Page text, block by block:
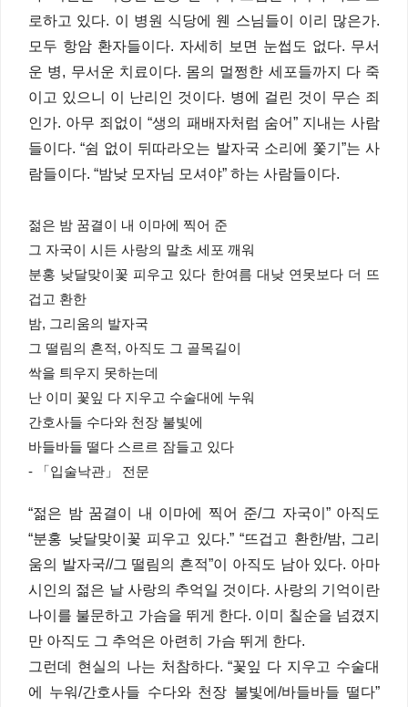
로하고 있다. 이 병원 식당에 웬 스님들이 이리 많은가.
모두 항암 환자들이다. 자세히 보면 눈썹도 없다. 무서
운 병, 무서운 치료이다. 몸의 멀쩡한 세포들까지 다 죽
이고 있으니 이 난리인 것이다. 병에 걸린 것이 무슨 죄
인가. 아무 죄없이 “생의 패배자처럼 숨어” 지내는 사람
들이다. “쉼 없이 뒤따라오는 발자국 소리에 쫓기”는 사
람들이다. “밤낮 모자님 모셔야” 하는 사람들이다.
젊은 밤 꿈결이 내 이마에 찍어 준
그 자국이 시든 사랑의 말초 세포 깨워
분홍 낮달맞이꽃 피우고 있다 한여름 대낮 연못보다 더 뜨
겁고 환한
밤, 그리움의 발자국
그 떨림의 흔적, 아직도 그 골목길이
싹을 틔우지 못하는데
난 이미 꽃잎 다 지우고 수술대에 누워
간호사들 수다와 천장 불빛에
바들바들 떨다 스르르 잠들고 있다
- 「입술낙관」 전문
“젊은 밤 꿈결이 내 이마에 찍어 준/그 자국이” 아직도
“분홍 낮달맞이꽃 피우고 있다.” “뜨겁고 환한/밤, 그리
움의 발자국//그 떨림의 흔적”이 아직도 남아 있다. 아마
시인의 젊은 날 사랑의 추억일 것이다. 사랑의 기억이란
나이를 불문하고 가슴을 뛰게 한다. 이미 칠순을 넘겼지
만 아직도 그 추억은 아련히 가슴 뛰게 한다.
그런데 현실의 나는 처참하다. “꽃잎 다 지우고 수술대
에 누워/간호사들 수다와 천장 불빛에/바들바들 떨다”